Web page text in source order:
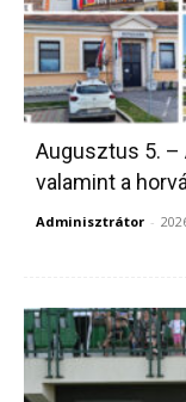
Augusztus 5. –
valamint a
Adminisztrátor -